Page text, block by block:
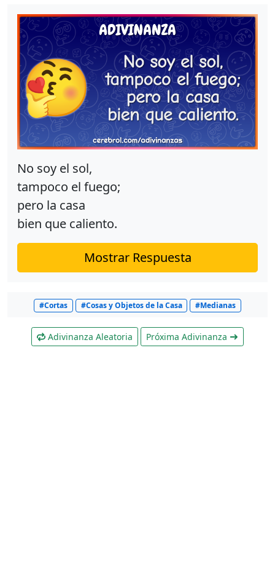
No soy el sol,
tampoco el fuego;
pero la casa
bien que caliento.
Mostrar Respuesta
#Cortas #Cosas y Objetos de la Casa #Medianas
Adivinanza Aleatoria Próxima Adivinanza